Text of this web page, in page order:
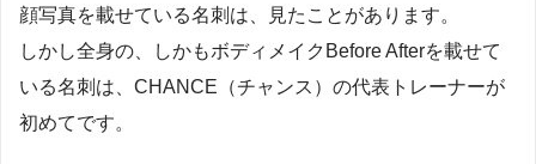
顔写真を載せている名刺は、見たことがあります。
しかし全身の、しかもボディメイクBefore Afterを載せて
いる名刺は、CHANCE（チャンス）の代表トレーナーが
初めてです。